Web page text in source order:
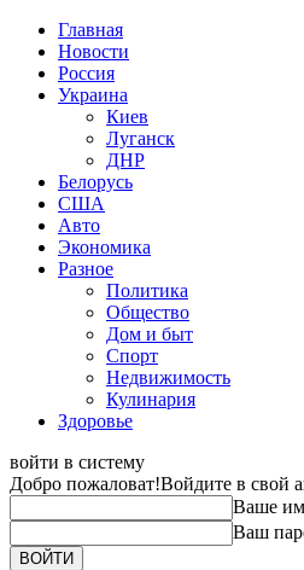
Главная
Новости
Россия
Украина
Киев
Луганск
ДНР
Белорусь
США
Авто
Экономика
Разное
Политика
Общество
Дом и быт
Спорт
Недвижимость
Кулинария
Здоровье
войти в систему
Добро пожаловат!Войдите в свой
Ваше
Ваш